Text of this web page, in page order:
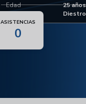
Pie dominante Diestro
Edad 25 años
ASISTENCIAS
0